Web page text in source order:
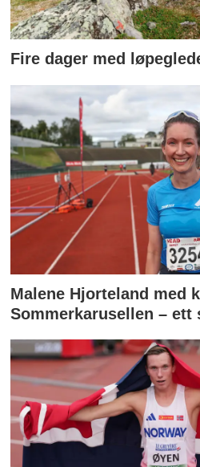
Fire dager med
Malene Hjorteland med
Sommerkarusellen – ett